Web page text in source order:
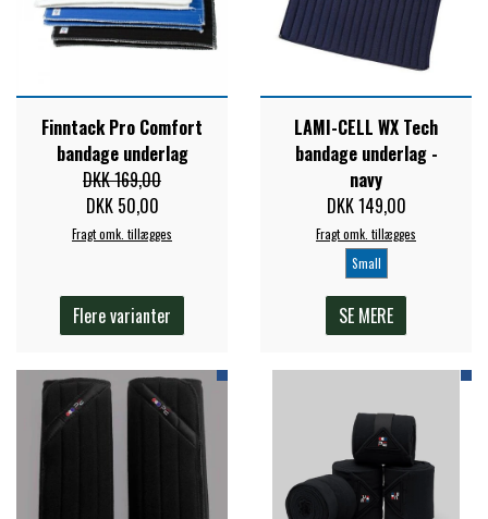
PREMIER EQUINE SADLER
PREMIER EQUINE SADEL TILBEHØR
PREMIER EQUINE SADELUNDERLAG
PREMIER EQUINE PADS
PREMIER EQUINE TRANSPORT
BESKYTTELSE
FORAN EQUINE
GP TACK
KÄLLQUIST EQUESTIAN
LEMIEUX
Finntack Pro Comfort
bandage underlag
DKK 169,00
DKK 50,00
Fragt omk. tillægges
Flere varianter
LAMI-CELL WX Tech
bandage underlag -
navy
DKK 149,00
Fragt omk. tillægges
Small
SE MERE